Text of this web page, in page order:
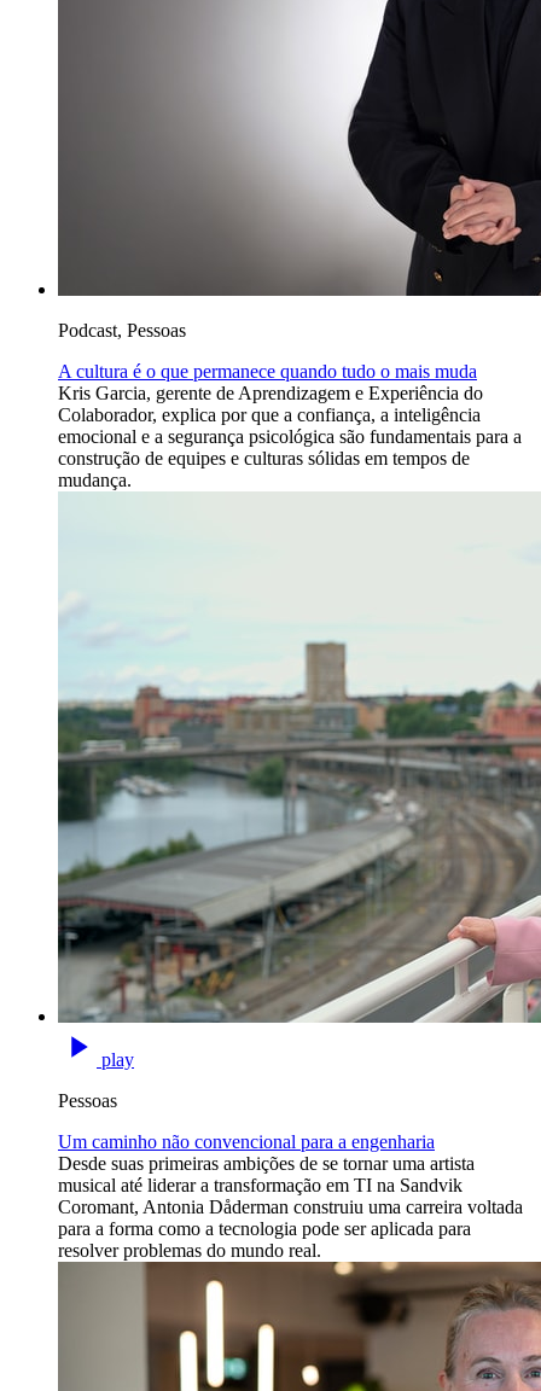
Podcast, Pessoas
A cultura é o que permanece quando tudo o mais muda
Kris Garcia, gerente de Aprendizagem e Experiência do
Colaborador, explica por que a confiança, a inteligência
emocional e a segurança psicológica são fundamentais para a
construção de equipes e culturas sólidas em tempos de
mudança.
play
Pessoas
Um caminho não convencional para a engenharia
Desde suas primeiras ambições de se tornar uma artista
musical até liderar a transformação em TI na Sandvik
Coromant, Antonia Dåderman construiu uma carreira voltada
para a forma como a tecnologia pode ser aplicada para
resolver problemas do mundo real.